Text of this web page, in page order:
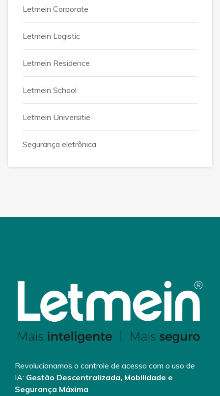
Letmein Corporate
Letmein Logistic
Letmein Residence
Letmein School
Letmein Universitie
Segurança eletrônica
Revolucionamos o controle de acesso com o uso de
IA: Gestão Descentralizada, Mobilidade e
Segurança Máxima